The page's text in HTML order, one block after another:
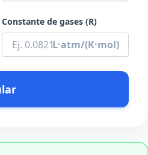
Constante de gases (R)
L·atm/(K·mol)